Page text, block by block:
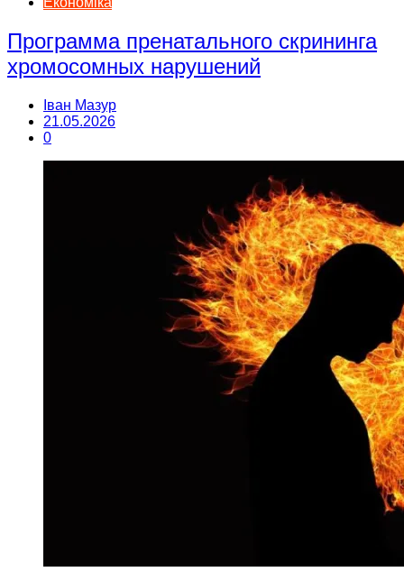
Программа пренатального скрининга
хромосомных нарушений
Іван Мазур
21.05.2026
0